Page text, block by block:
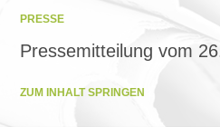
PRESSE
Pressemitteilung vom
ZUM INHALT SPRINGEN